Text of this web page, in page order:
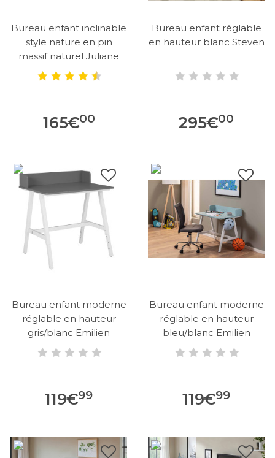
Bureau enfant inclinable
style nature en pin
massif naturel Juliane
165€00
Bureau enfant réglable
en hauteur blanc Steven
295€00
Bureau enfant moderne
réglable en hauteur
gris/blanc Emilien
119€99
Bureau enfant moderne
réglable en hauteur
bleu/blanc Emilien
119€99